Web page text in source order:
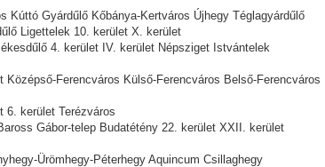
Kúttó Gyárdűlő Kőbánya-Kertváros Újhegy Téglagyárdűlő
Ligettelek 10. kerület X. kerület
4. kerület IV. kerület Népsziget Istvántelek
Ferencváros Külső-Ferencváros Belső-Ferencváros
6. kerület Terézváros
Gábor-telep Budatétény 22. kerület XXII. kerület
Ürömhegy-Péterhegy Aquincum Csillaghegy